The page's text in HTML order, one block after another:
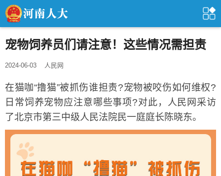
宠物饲养员们请注意！这些情况需担责
2024-06-03 人民网
在猫咖“撸猫”被抓伤谁担责?宠物被咬伤如何维权?
日常饲养宠物应注意哪些事项?对此，人民网采访
了北京市第三中级人民法院民一庭庭长陈晓东。